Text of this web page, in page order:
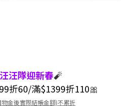
汪隊迎新春🧨
折60/滿$1399折110🎀
物金後實際結帳金額)不累折